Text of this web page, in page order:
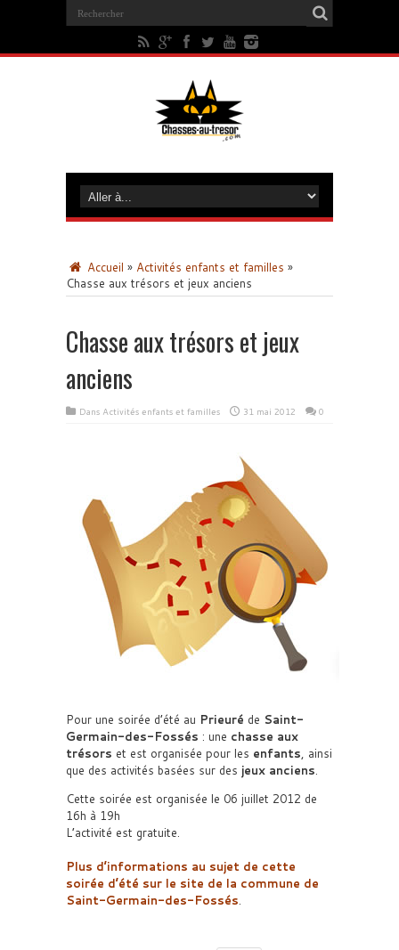
Accueil » Activités enfants et familles »
Chasse aux trésors et jeux anciens
Chasse aux trésors et jeux
anciens
Dans Activités enfants et familles 31 mai 2012 0
Pour une soirée d’été au Prieuré de Saint-
Germain-des-Fossés : une chasse aux
trésors et est organisée pour les enfants, ainsi
que des activités basées sur des jeux anciens.
Cette soirée est organisée le 06 juillet 2012 de
16h à 19h
L’activité est gratuite.
Plus d’informations au sujet de cette
soirée d’été sur le site de la commune de
Saint-Germain-des-Fossés.